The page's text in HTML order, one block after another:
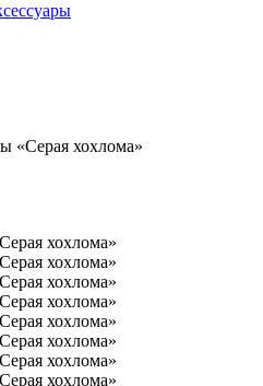
«Серая хохлома»